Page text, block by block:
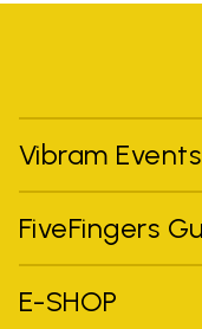
Vibram Events
FiveFingers
E-SHOP